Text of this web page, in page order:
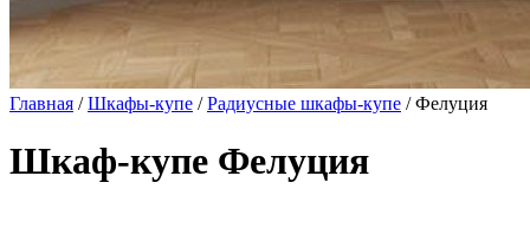
Главная /Шкафы-купе /Радиусные шкафы-купе / Фелуция
Шкаф-купе Фелуция